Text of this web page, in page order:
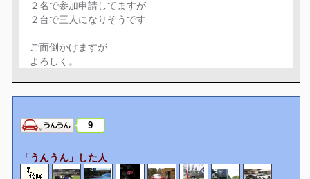
２名で参加申請してますが
２台で三人になりそうです
ご面倒かけますが
よろしく。
9
「うんうん」した人